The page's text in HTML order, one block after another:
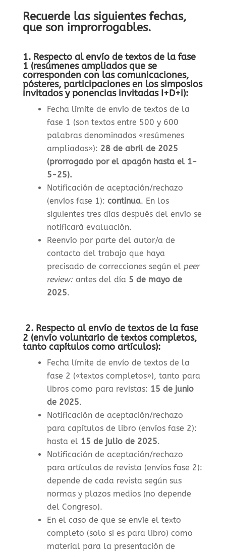
Recuerde las siguientes fechas,
que son improrrogables.
1. Respecto al envío de textos de la fase
1 (resúmenes ampliados que se
corresponden con las comunicaciones,
pósteres, participaciones en los simposios
invitados y ponencias invitadas I+D+i):
Fecha límite de envío de textos de la
fase 1 (son textos entre 500 y 600
palabras denominados «resúmenes
ampliados»):28 de abril de 2025
(prorrogado por el apagón hasta el 1-
5-25).
Notificación de aceptación/rechazo
(envíos fase 1): continua. En los
siguientes tres días después del envío se
notificará evaluación.
Reenvío por parte del autor/a de
contacto del trabajo que haya
precisado de correcciones según el peer
review: antes del día 5 de mayo de
2025.
2. Respecto al envío de textos de la fase
2 (envío voluntario de textos completos,
tanto capítulos como artículos):
Fecha límite de envío de textos de la
fase 2 («textos completos»), tanto para
libros como para revistas: 15 de junio
de 2025.
Notificación de aceptación/rechazo
para capítulos de libro (envíos fase 2):
hasta el 15 de julio de 2025.
Notificación de aceptación/rechazo
para artículos de revista (envíos fase 2):
depende de cada revista según sus
normas y plazos medios (no depende
del Congreso).
En el caso de que se envíe el texto
completo (solo si es para libro) como
material para la presentación de